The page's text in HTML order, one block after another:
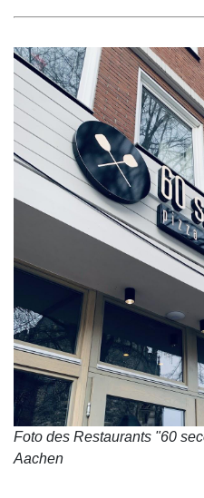
Foto des Restaurants "60
Aachen